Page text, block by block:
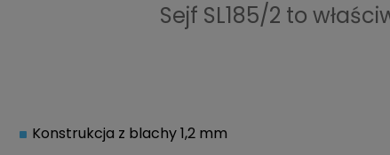
Sejf SL185/2 to
Konstrukcja z blachy 1,2 mm